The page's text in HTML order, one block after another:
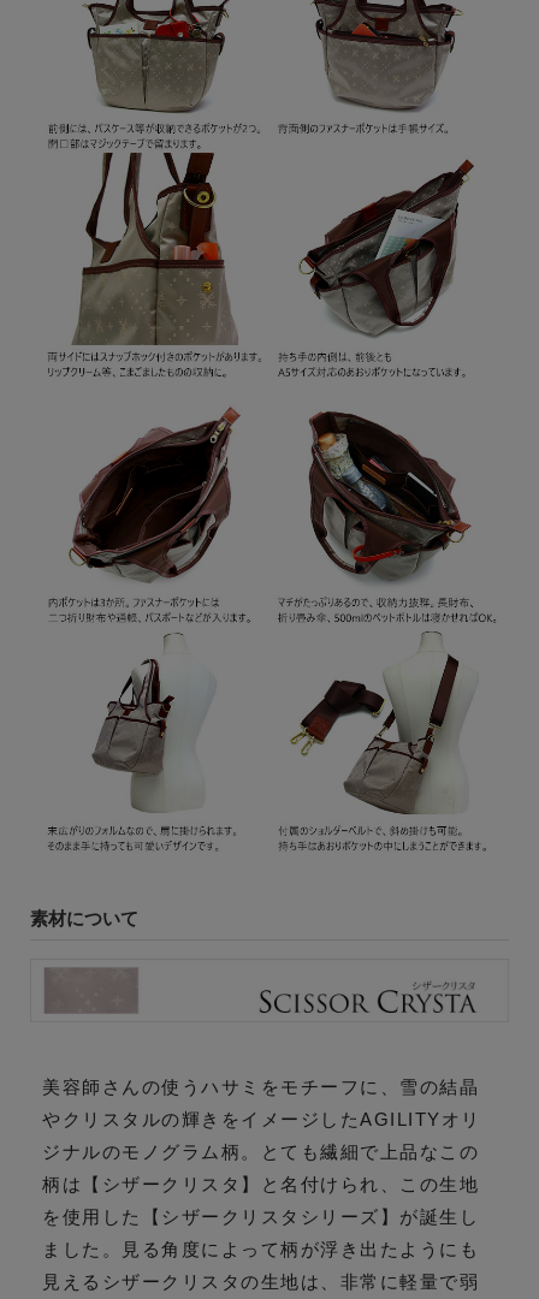
素材について
美容師さんの使うハサミをモチーフに、雪の結晶
やクリスタルの輝きをイメージしたAGILITYオリ
ジナルのモノグラム柄。とても繊細で上品なこの
柄は【シザークリスタ】と名付けられ、この生地
を使用した【シザークリスタシリーズ】が誕生し
ました。見る角度によって柄が浮き出たようにも
見えるシザークリスタの生地は、非常に軽量で弱